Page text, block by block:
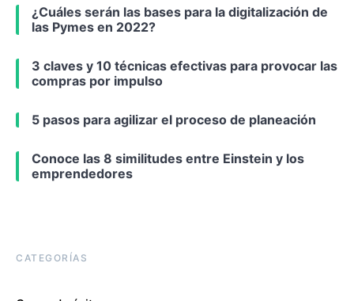
¿Cuáles serán las bases para la digitalización de
las Pymes en 2022?
3 claves y 10 técnicas efectivas para provocar las
compras por impulso
5 pasos para agilizar el proceso de planeación
Conoce las 8 similitudes entre Einstein y los
emprendedores
CATEGORÍAS